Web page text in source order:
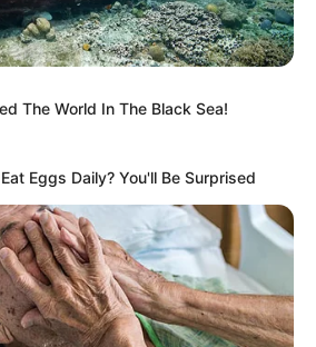
The World In The Black Sea!
Eggs Daily? You'll Be Surprised